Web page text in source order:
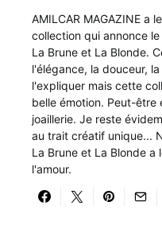
AMILCAR MAGAZINE a
collection qui annonce
La Brune et La Blonde.
l'élégance, la douceur,
l'expliquer mais cette
belle émotion. Peut-être
joaillerie. Je reste
au trait créatif unique...
La Brune et La Blonde
l'amour.